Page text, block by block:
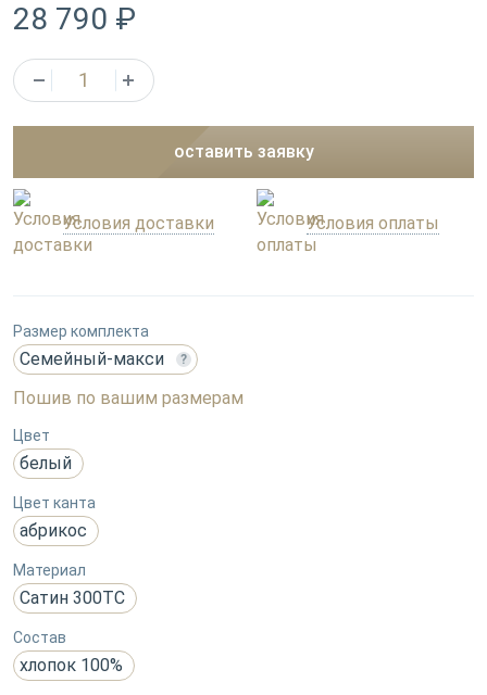
28 790 ₽
оставить заявку
Условия доставки Условия оплаты
Размер комплекта
Семейный-макси ?
Пошив по вашим размерам
Цвет
белый
Цвет канта
абрикос
Материал
Сатин 300ТС
Состав
хлопок 100%